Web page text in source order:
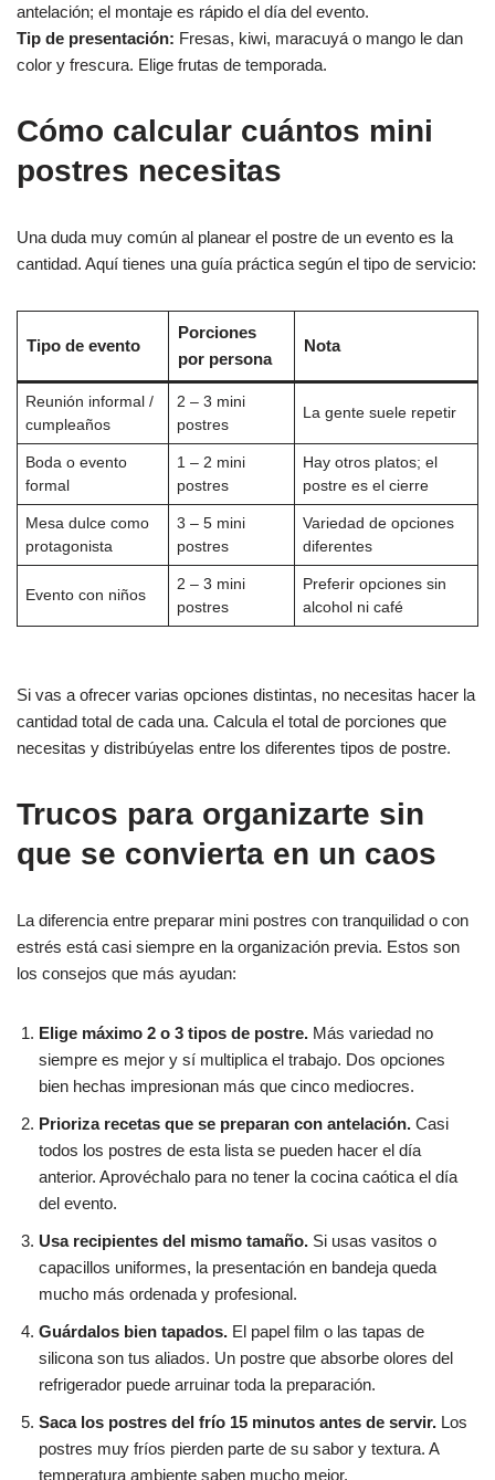
antelación; el montaje es rápido el día del evento.
Tip de presentación: Fresas, kiwi, maracuyá o mango le dan
color y frescura. Elige frutas de temporada.
Cómo calcular cuántos mini
postres necesitas
Una duda muy común al planear el postre de un evento es la
cantidad. Aquí tienes una guía práctica según el tipo de servicio:
Tipo de evento
Porciones
por persona
Nota
Reunión informal /
cumpleaños
2 – 3 mini
postres
La gente suele repetir
Boda o evento
formal
1 – 2 mini
postres
Hay otros platos; el
postre es el cierre
Mesa dulce como
protagonista
3 – 5 mini
postres
Variedad de opciones
diferentes
Evento con niños
2 – 3 mini
postres
Preferir opciones sin
alcohol ni café
Si vas a ofrecer varias opciones distintas, no necesitas hacer la
cantidad total de cada una. Calcula el total de porciones que
necesitas y distribúyelas entre los diferentes tipos de postre.
Trucos para organizarte sin
que se convierta en un caos
La diferencia entre preparar mini postres con tranquilidad o con
estrés está casi siempre en la organización previa. Estos son
los consejos que más ayudan:
Elige máximo 2 o 3 tipos de postre. Más variedad no
siempre es mejor y sí multiplica el trabajo. Dos opciones
bien hechas impresionan más que cinco mediocres.
Prioriza recetas que se preparan con antelación. Casi
todos los postres de esta lista se pueden hacer el día
anterior. Aprovéchalo para no tener la cocina caótica el día
del evento.
Usa recipientes del mismo tamaño. Si usas vasitos o
capacillos uniformes, la presentación en bandeja queda
mucho más ordenada y profesional.
Guárdalos bien tapados. El papel film o las tapas de
silicona son tus aliados. Un postre que absorbe olores del
refrigerador puede arruinar toda la preparación.
Saca los postres del frío 15 minutos antes de servir. Los
postres muy fríos pierden parte de su sabor y textura. A
temperatura ambiente saben mucho mejor.